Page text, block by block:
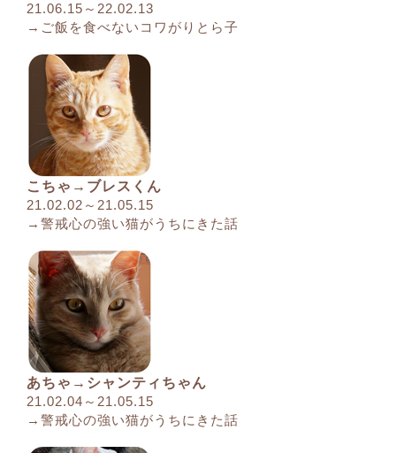
21.06.15～22.02.13
→ご飯を食べないコワがりとら子
こちゃ→ブレスくん
21.02.02～21.05.15
→警戒心の強い猫がうちにきた話
あちゃ→シャンティちゃん
21.02.04～21.05.15
→警戒心の強い猫がうちにきた話